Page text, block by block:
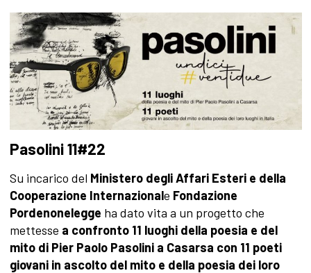
Pasolini 11#22
Su incarico del Ministero degli Affari Esteri e della
Cooperazione Internazionale Fondazione
Pordenonelegge ha dato vita a un progetto che
mettesse a confronto 11 luoghi della poesia e del
mito di Pier Paolo Pasolini a Casarsa con 11 poeti
giovani in ascolto del mito e della poesia dei loro